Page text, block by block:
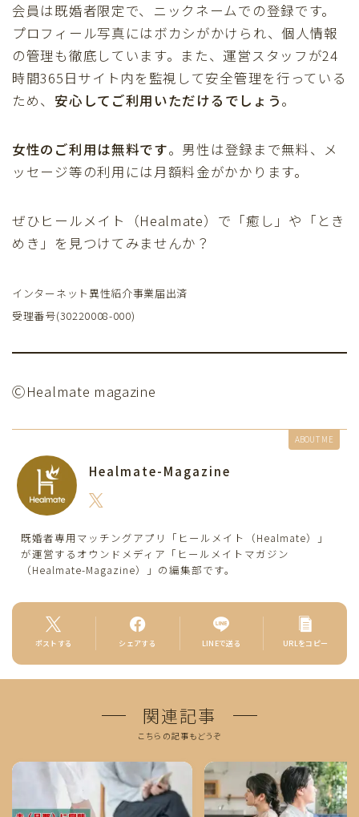
会員は既婚者限定で、ニックネームでの登録です。
プロフィール写真にはボカシがかけられ、個人情報
の管理も徹底しています。また、運営スタッフが24
時間365日サイト内を監視して安全管理を行っている
ため、 安心してご利用いただけるでしょう。
女性のご利用は無料です。男性は登録まで無料、メ
ッセージ等の利用には月額料金がかかります。
ぜひヒールメイト（Healmate）で「癒し」や「とき
めき」を見つけてみませんか？
インターネット異性紹介事業届出済
受理番号(30220008-000)
ⒸHealmate magazine
ABOUT ME
Healmate-Magazine
既婚者専用マッチングアプリ「ヒールメイト（Healmate）」
が運営するオウンドメディア「ヒールメイトマガジン
（Healmate-Magazine）」の編集部です。
ポストする シェアする LINEで送る URLをコピー
関連記事
こちらの記事もどうぞ